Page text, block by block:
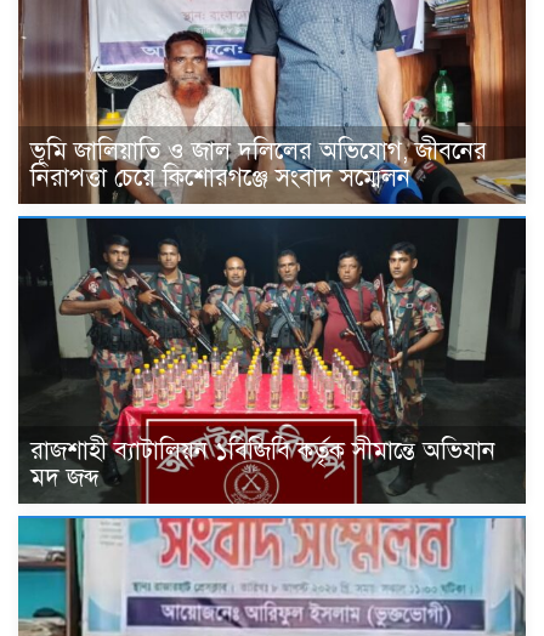
ভূমি জালিয়াতি ও জাল দলিলের অভিযোগ, জীবনের
নিরাপত্তা চেয়ে কিশোরগঞ্জে সংবাদ সম্মেলন
রাজশাহী ব্যাটালিয়ন ১বিজিবি কর্তৃক সীমান্তে অভিযান
মদ জব্দ